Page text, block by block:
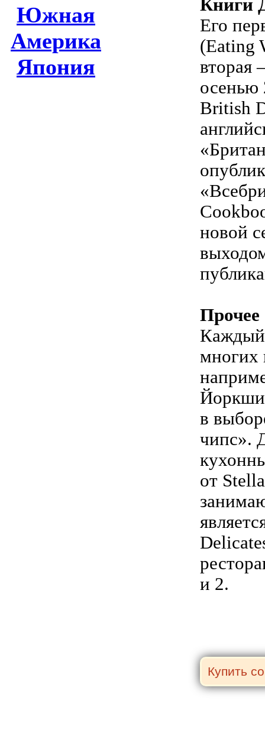
Южная
Америка
Япония
Книги
Его
(Eating
вторая
осенью
British
новой
Прочее
Каждый
многих
в
чипс».
от
и 2.